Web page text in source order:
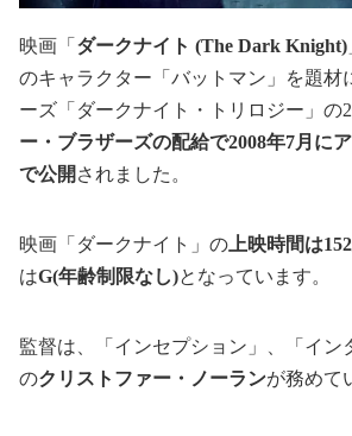
映画「 ダークナイト (The Dark Knight)
のキャラクター「バットマン」を題材
ーズ「ダークナイト・トリロジー」の2
ー・ブラザーズの配給で2008年7月に
で公開 されました。
映画「ダークナイト」の 上映時間は
はG(年齢制限なし)となっています。
監督は、「インセプション」、「イン
のクリストファー・ノーランが務めて